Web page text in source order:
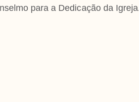
para a Dedicação da